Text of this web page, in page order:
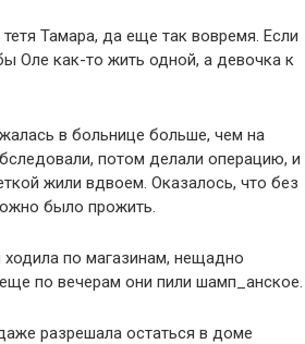
Тамара, да еще так вовремя. Если
Оле как-то жить одной, а девочка к
в больнице больше, чем на
потом делали операцию, и
жили вдвоем. Оказалось, что без
было прожить.
по магазинам, нещадно
по вечерам они пили шамп_анское.
разрешала остаться в доме